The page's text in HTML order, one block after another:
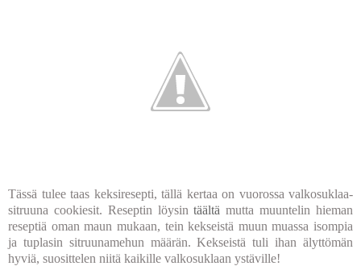
Tässä tulee taas keksiresepti, tällä kertaa on vuorossa valkosuklaa-
sitruuna cookiesit. Reseptin löysintäältämutta muuntelin hieman
reseptiä oman maun mukaan, tein kekseistä muun muassa isompia
ja tuplasin sitruunamehun määrän. Kekseistä tuli ihan älyttömän
hyviä, suosittelen niitä kaikille valkosuklaan ystäville!